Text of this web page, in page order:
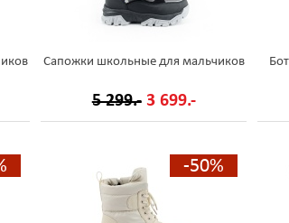
Сапожки школьные для мальчиков
5 299.- 3 699.-
-50%